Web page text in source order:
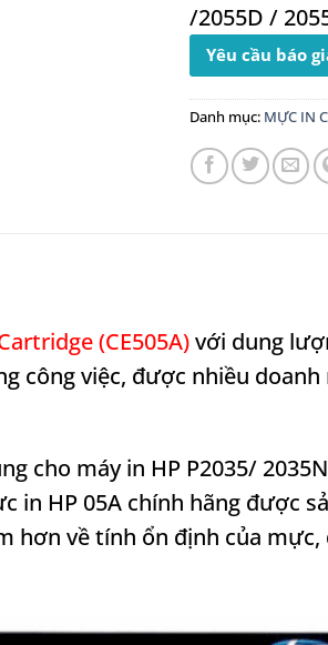
/2055D /
Yêu cầu báo
Danh mục: MỰC IN
(CE505A)với dung
công việc, được nhiều
cho máy in HP P2035/
in HP 05A chính hãng được
hơn về tính ổn định của